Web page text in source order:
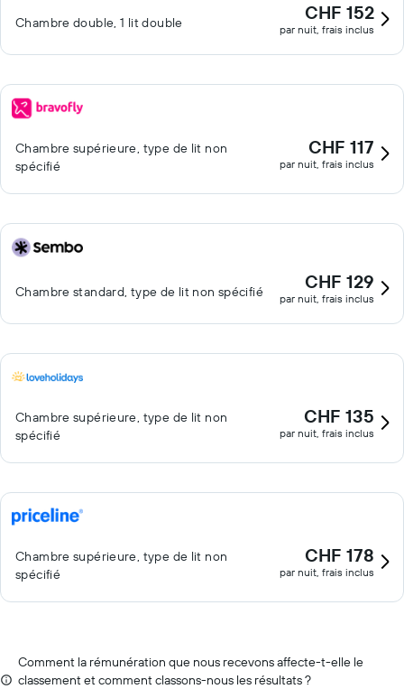
Chambre double, 1 lit double CHF 152
par nuit, frais inclus
Chambre supérieure, type de lit non
spécifié
CHF 117
par nuit, frais inclus
Chambre standard, type de lit non spécifié CHF 129
par nuit, frais inclus
Chambre supérieure, type de lit non
spécifié
CHF 135
par nuit, frais inclus
Chambre supérieure, type de lit non
spécifié
CHF 178
par nuit, frais inclus
Comment la rémunération que nous recevons affecte-t-elle le
classement et comment classons-nous les résultats ?